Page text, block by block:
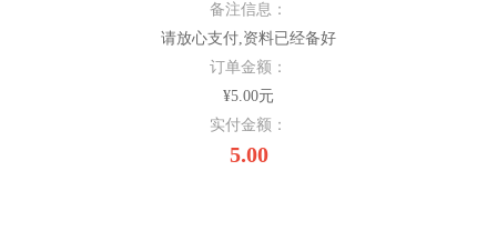
备注信息：
请放心支付,资料已经备好
订单金额：
¥5.00元
实付金额：
5.00